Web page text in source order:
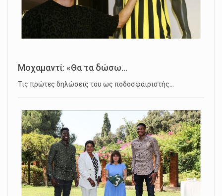
Μοχαμαντί: «Θα τα δώσω...
Τις πρώτες δηλώσεις του ως ποδοσφαιριστής…